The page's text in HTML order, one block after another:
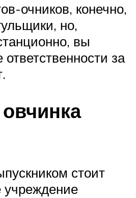
очников, конечно,
но,
вы
за
стоит
учреждение